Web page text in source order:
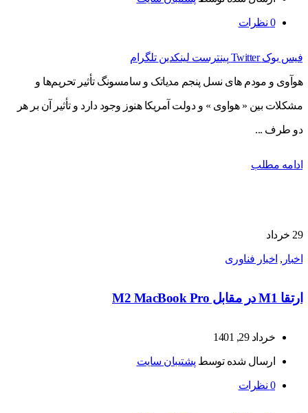
0 نظرات
فیس بوک Twitter پینترست لینکدین تلگرام
هوآوی و مودم های نسل پنجم مدیاتک و سامسونگ تأثیر تحریم‌ها و
مشکلات بین « هواوی » و دولت آمریکا هنوز وجود دارد و تأثیر آن بر هر
دو طرف ...
ادامه مطلب
29 خرداد
اخبار , اخبار فناوری
ارتقا M1 در مقابل M2 MacBook Pro
خرداد 29, 1401
ارسال شده توسط پشتیبان سایت
0 نظرات